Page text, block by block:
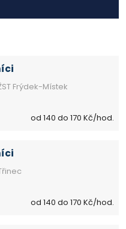
Frýdek-Místek
od 140 do 170 Kč/hod.
od 140 do 170 Kč/hod.